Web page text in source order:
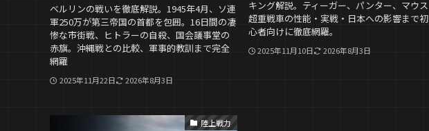
ベルリンの戦いを徹底解説。1945年4月、ソ連
軍250万が第三帝国の首都を包囲。16日間の凄
惨な市街戦、ヒトラーの自殺、国会議事堂の
赤旗。沖縄戦との比較、軍事的教訓まで完全
網羅
2025年11月22日 2026年8月3日
キング解説。ティーガー、パンター、マウス
超重戦車の性能・実戦・日本への影響まで初
心者向けに徹底網羅。
2025年11月10日 2026年8月3日
陸上戦力